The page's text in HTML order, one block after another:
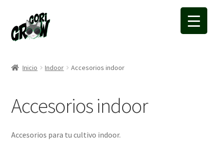
a
la
a
la
Inicio Indoor Accesorios indoor
Accesorios indoor
Accesorios para tu cultivo indoor.